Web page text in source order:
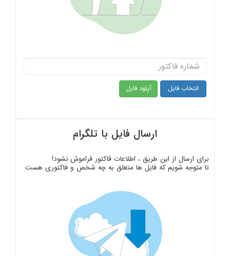
انتخاب فایل
ارسال فایل با تلگرام
برای ارسال از این طریق ، اطلاعات فاکتور فراموش نشود!
تا متوجه شویم که فایل ها متعلق به چه شخص و فاکتوری هست